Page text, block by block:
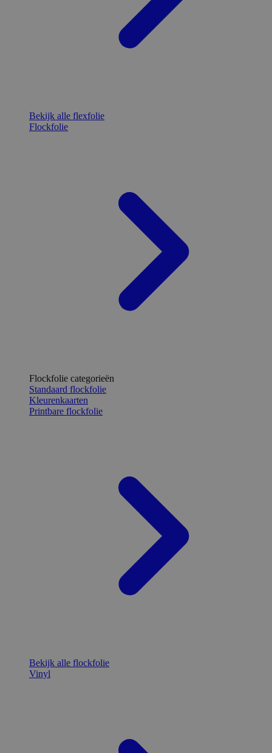
Bekijk alle flexfolie
Flockfolie
Flockfolie categorieën
Standaard flockfolie
Kleurenkaarten
Printbare flockfolie
Bekijk alle flockfolie
Vinyl